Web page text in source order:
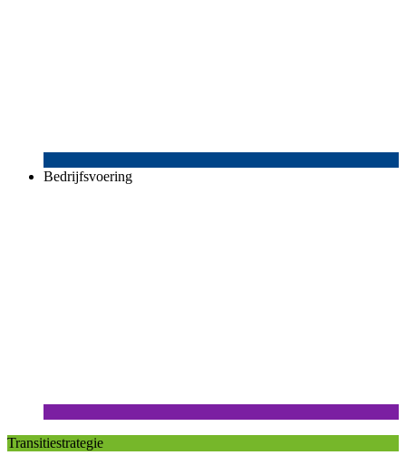
Bedrijfsvoering
Transitiestrategie